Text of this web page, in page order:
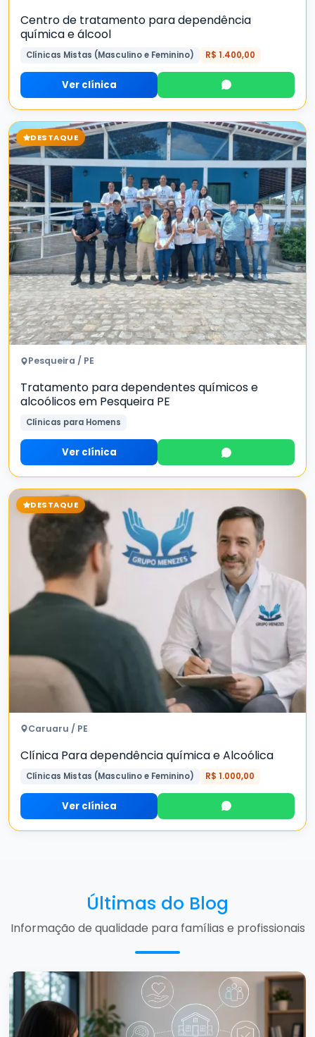
Centro de tratamento para dependência
química e álcool
Clínicas Mistas (Masculino e Feminino) R$ 1.400,00
Ver clínica
DESTAQUE
Pesqueira / PE
Tratamento para dependentes químicos e
alcoólicos em Pesqueira PE
Clínicas para Homens
Ver clínica
DESTAQUE
Caruaru / PE
Clínica Para dependência química e Alcoólica
Clínicas Mistas (Masculino e Feminino) R$ 1.000,00
Ver clínica
Últimas do Blog
Informação de qualidade para famílias e profissionais